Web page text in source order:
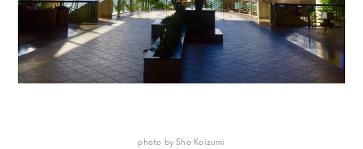
photo by Sho Koizumi